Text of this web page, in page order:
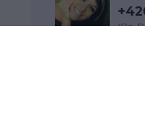
(Po-